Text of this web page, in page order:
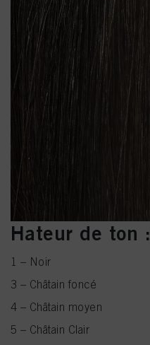
Hateur de ton :
1 – Noir
3 – Châtain foncé
4 – Châtain moyen
5 – Châtain Clair